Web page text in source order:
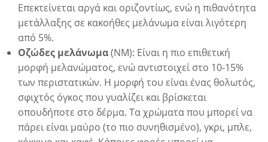
Επεκτείνεται αργά και οριζοντίως, ενώ η πιθανότητα
μετάλλαξης σε κακοήθες μελάνωμα είναι λιγότερη
από 5%.
Οζώδες μελάνωμα(NM): Είναι η πιο επιθετική
μορφή μελανώματος, ενώ αντιστοιχεί στο 10-15%
των περιστατικών. Η μορφή του είναι ένας θολωτός,
σφιχτός όγκος που γυαλίζει και βρίσκεται
οπουδήποτε στο δέρμα. Τα χρώματα που μπορεί να
πάρει είναι μαύρο (το πιο συνηθισμένο), γκρι, μπλε,